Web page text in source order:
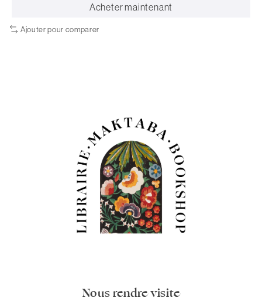
Acheter maintenant
Ajouter pour comparer
Nous rendre visite